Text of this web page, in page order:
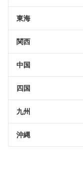
東海
関西
中国
四国
九州
沖縄